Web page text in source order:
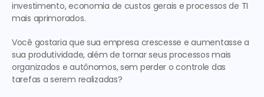
investimento, economia de custos gerais e processos de TI
mais aprimorados.
Você gostaria que sua empresa crescesse e aumentasse a
sua produtividade, além de tornar seus processos mais
organizados e autônomos, sem perder o controle das
tarefas a serem realizadas?